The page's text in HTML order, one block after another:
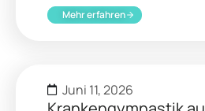
Mehr erfahren
Juni 11, 2026